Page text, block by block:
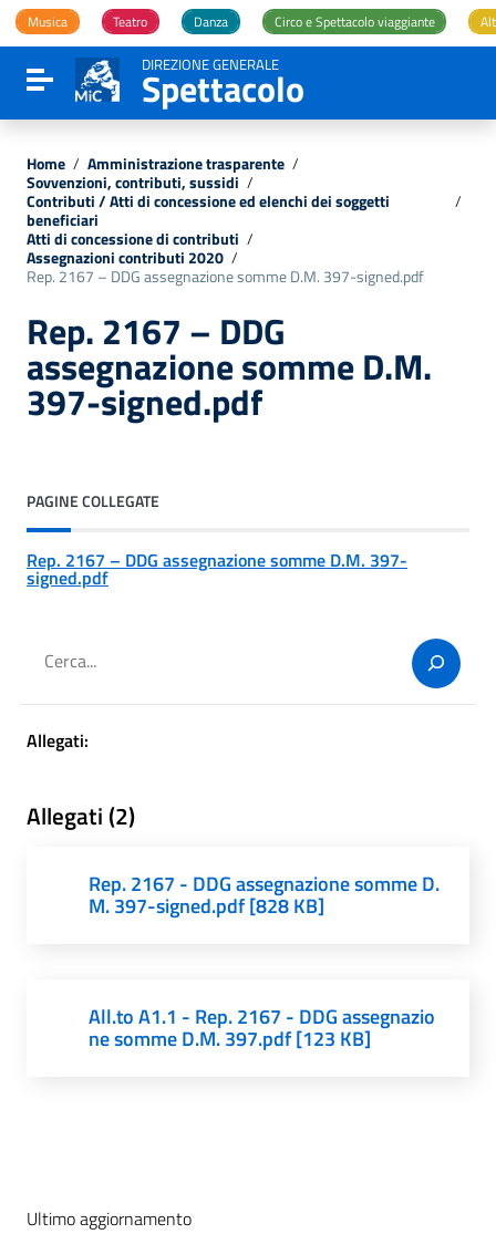
Vai ai contenuti
Vai al menu di navigazione
Vai al footer
Musica Teatro Danza Circo e Spettacolo viaggiante
Attiva / disattiva la navigazione
DIREZIONE GENERALE
Spettacolo
Home / Amministrazione trasparente /
Sovvenzioni, contributi, sussidi /
Contributi / Atti di concessione ed elenchi dei soggetti
beneficiari
/
Atti di concessione di contributi /
Assegnazioni contributi 2020 /
Rep. 2167 – DDG assegnazione somme D.M. 397-signed.pdf
Rep. 2167 – DDG
assegnazione somme D.M.
397-signed.pdf
PAGINE COLLEGATE
Rep. 2167 – DDG assegnazione somme D.M. 397-
signed.pdf
Cerca
Allegati:
Allegati (2)
Rep. 2167 - DDG assegnazione somme D.
M. 397-signed.pdf [828 KB]
All.to A1.1 - Rep. 2167 - DDG assegnazio
ne somme D.M. 397.pdf [123 KB]
Ultimo aggiornamento